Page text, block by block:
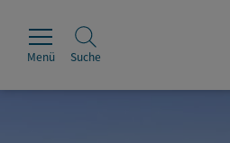
Menü Suche